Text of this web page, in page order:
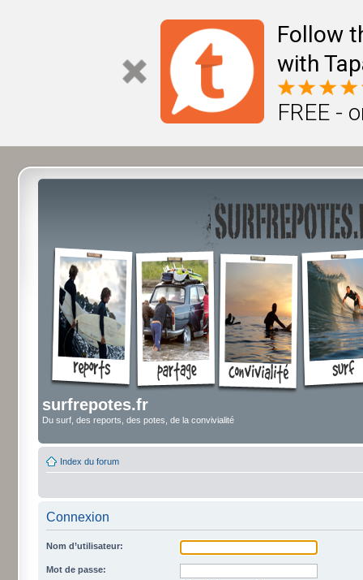
Follow
with
FREE -
surfrepotes.fr
Du surf, des reports, des potes, de la convivialité
Index du forum
Connexion
Nom d’utilisateur:
Mot de passe: